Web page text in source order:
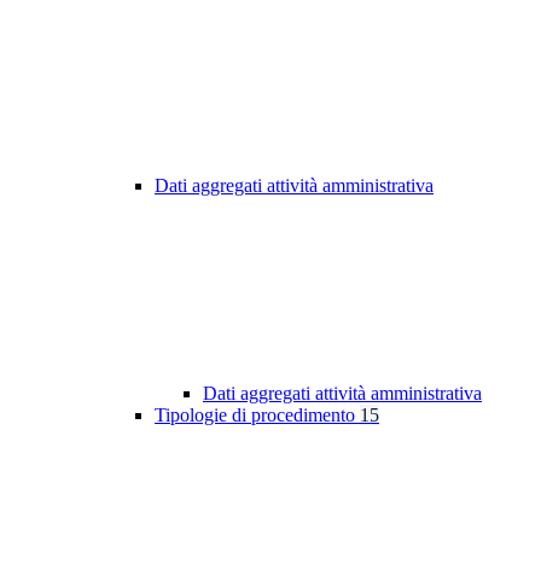
Dati aggregati attività amministrativa
Dati aggregati attività amministrativa
Tipologie di procedimento 15